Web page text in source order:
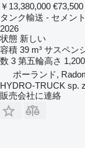
￥13,380,000 €73,500
タンク輸送 - セメン
2026
状態 新しい
容積 39 m³ サスペン
数 3 第五輪高さ
ポーランド,
HYDRO-TRUCK sp.
販売会社に連絡